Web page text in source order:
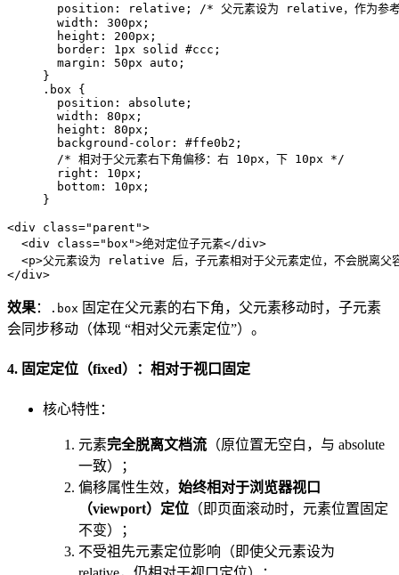
position : relative;
/* 父元素设为 relative，作为参
width : 300px ;
height : 200px ;
border : 1px solid #ccc ;
margin : 50px auto;
.box {
position : absolute;
width : 80px ;
height : 80px ;
background-color : #ffe0b2 ;
/* 相对于父元素右下角偏移：右 10px，下 10px */
right : 10px ;
bottom : 10px ;
}
<div class="parent">
<div class="box">绝对定位子元素</div>
<p>父元素设为 relative 后，子元素相对于父元素定位，不会脱离父
</div>
效果： .box 固定在父元素的右下角，父元素移动时，子元素
会同步移动（体现 “相对父元素定位”）。
4. 固定定位（fixed）：相对于视口固定
核心特性：
元素完全脱离文档流 （原位置无空白，与 absolute
一致）；
偏移属性生效， 始终相对于浏览器视口
（viewport）定位 （即页面滚动时，元素位置固定
不变）；
不受祖先元素定位影响（即使父元素设为